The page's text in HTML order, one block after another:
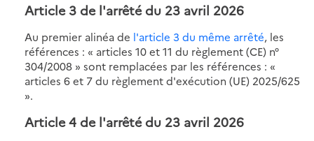
Article 3 de l'arrêté du 23 avril 2026
Au premier alinéa de l'article 3 du même arrêté, les
références : « articles 10 et 11 du règlement (CE) n°
304/2008 » sont remplacées par les références : «
articles 6 et 7 du règlement d'exécution (UE) 2025/625
».
Article 4 de l'arrêté du 23 avril 2026